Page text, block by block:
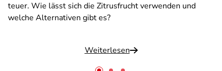
teuer. Wie lässt sich die Zitrusfrucht verwenden und
welche Alternativen gibt es?
Weiterlesen